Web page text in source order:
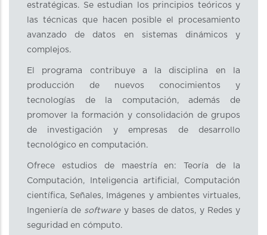
estratégicas. Se estudian los principios teóricos y
las técnicas que hacen posible el procesamiento
avanzado de datos en sistemas dinámicos y
complejos.
El programa contribuye a la disciplina en la
producción de nuevos conocimientos y
tecnologías de la computación, además de
promover la formación y consolidación de grupos
de investigación y empresas de desarrollo
tecnológico en computación.
Ofrece estudios de maestría en: Teoría de la
Computación, Inteligencia artificial, Computación
científica, Señales, Imágenes y ambientes virtuales,
Ingeniería de softwarey bases de datos, y Redes y
seguridad en cómputo.